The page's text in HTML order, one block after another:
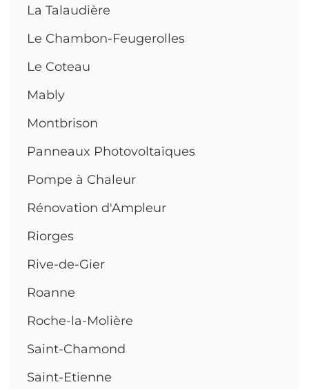
La Talaudière
Le Chambon-Feugerolles
Le Coteau
Mably
Montbrison
Panneaux Photovoltaïques
Pompe à Chaleur
Rénovation d'Ampleur
Riorges
Rive-de-Gier
Roanne
Roche-la-Molière
Saint-Chamond
Saint-Etienne